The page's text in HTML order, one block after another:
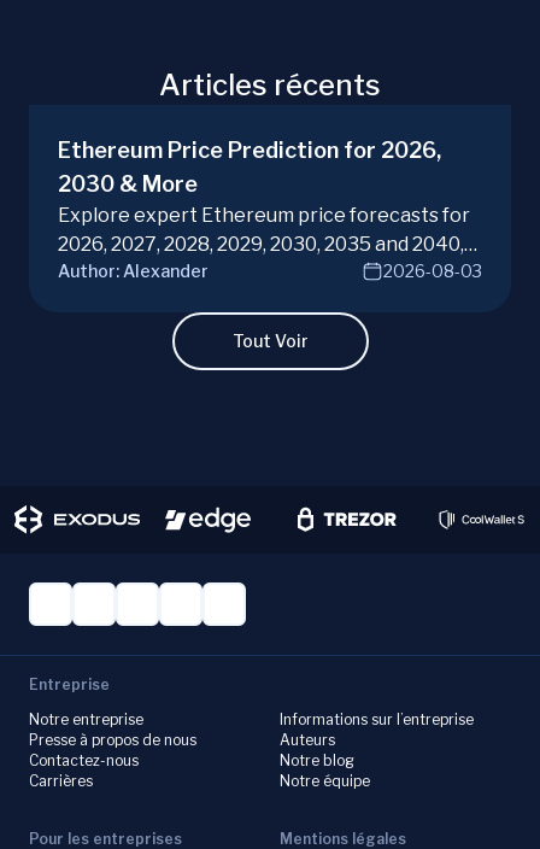
Articles récents
Ethereum Price Prediction for 2026,
2030 & More
Explore expert Ethereum price forecasts for
2026, 2027, 2028, 2029, 2030, 2035 and 2040,
diving into ETH potential in the evolving
investment decisions with ChangeHero!
Author: Alexander 2026-08-03
Tout Voir
Entreprise
Notre entreprise
Presse à propos de nous
Contactez-nous
Carrières
Informations sur l’entreprise
Auteurs
Notre blog
Notre équipe
Pour les entreprises
Mentions légales